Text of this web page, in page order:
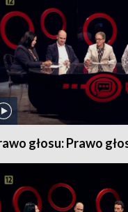
głosu: Prawo